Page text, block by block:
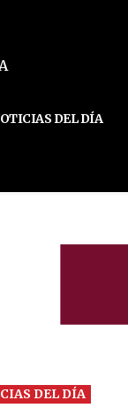
DEL DÍA
DEL DÍA